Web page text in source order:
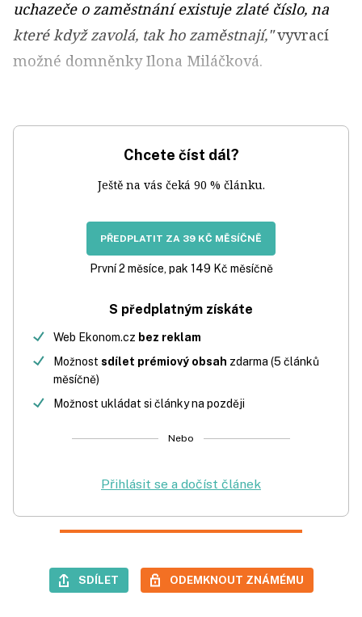
uchazeče o zaměstnání existuje zlaté číslo, na
které když zavolá, tak ho zaměstnají,"vyvrací
možné domněnky Ilona Miláčková.
Chcete číst dál?
Ještě na vás čeká 90 % článku.
PŘEDPLATIT ZA 39 KČ MĚSÍČNĚ
První 2 měsíce, pak 149 Kč měsíčně
S předplatným získáte
Web Ekonom.cz bez reklam
Možnost sdílet prémiový obsah zdarma (5 článků
měsíčně)
Možnost ukládat si články na později
Nebo
Přihlásit se a dočíst článek
SDÍLET ODEMKNOUT ZNÁMÉMU